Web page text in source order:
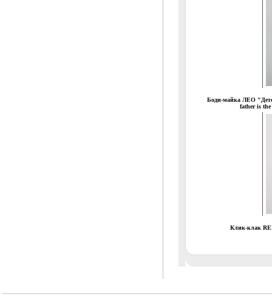
Боди-майка ЛЕО
father is the
Клик-клак